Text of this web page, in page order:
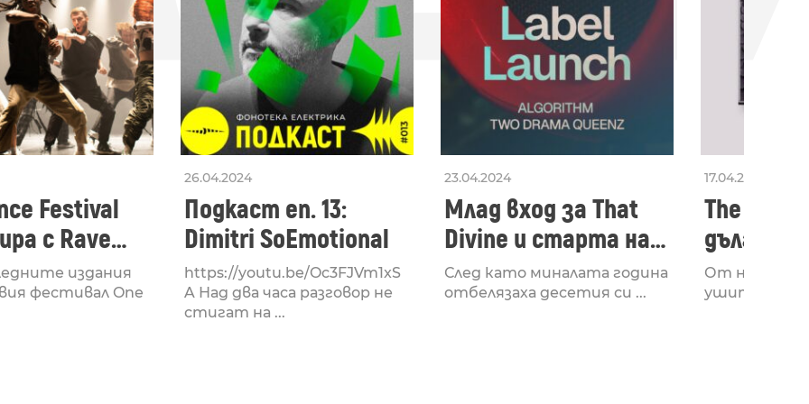
Festival
с Rave
на
издания
фестивал One
26.04.2024
Подкаст еп. 13:
Dimitri SoEmotional
https://youtu.be/Oc3FJVm1xS
A Над два часа разговор не
стигат на ...
23.04.2024
Млад вход за That
Divine и старта на
лейбъла им
След като миналата година
отбелязаха десетия си ...
17.04.2024
The
втори
излезе
От няколко
ушите и